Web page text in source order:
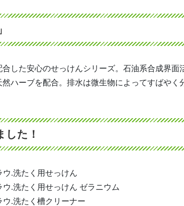
した安心のせっけんシリーズ。石油系合成界面
ハーブを配合。排水は微生物によってすばやく
した！
ウ.洗たく用せっけん
ウ.洗たく用せっけん ゼラニウム
ウ.洗たく槽クリーナー